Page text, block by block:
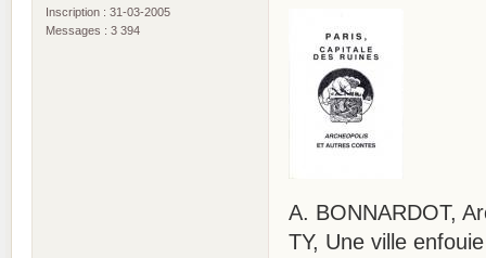
Inscription : 31-03-2005
Messages : 3 394
A. BONNARDOT,
TY, Une ville